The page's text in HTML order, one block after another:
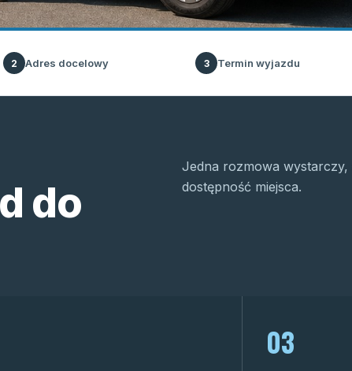
2 Adres docelowy 3 Termin wyjazdu
do
Jedna rozmowa
dostępność miejsca.
03